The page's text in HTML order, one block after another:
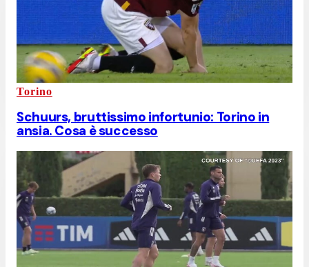
Torino
Schuurs, bruttissimo infortunio: Torino in
ansia. Cosa è successo